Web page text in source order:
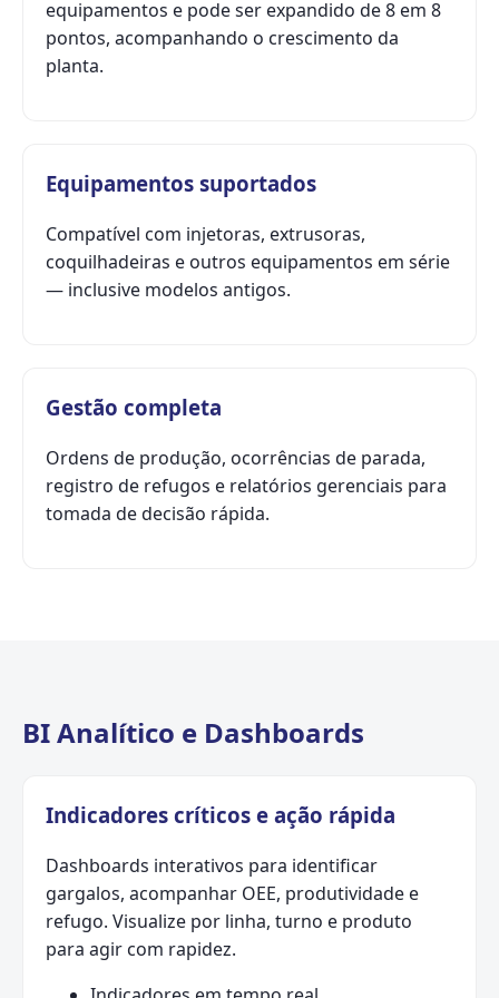
equipamentos e pode ser expandido de 8 em 8
pontos, acompanhando o crescimento da
planta.
Equipamentos suportados
Compatível com injetoras, extrusoras,
coquilhadeiras e outros equipamentos em série
— inclusive modelos antigos.
Gestão completa
Ordens de produção, ocorrências de parada,
registro de refugos e relatórios gerenciais para
tomada de decisão rápida.
BI Analítico e Dashboards
Indicadores críticos e ação rápida
Dashboards interativos para identificar
gargalos, acompanhar OEE, produtividade e
refugo. Visualize por linha, turno e produto
para agir com rapidez.